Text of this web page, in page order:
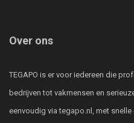
Over ons
TEGAPO is er voor iedereen die
bedrijven tot vakmensen en
eenvoudig via tegapo.nl, met